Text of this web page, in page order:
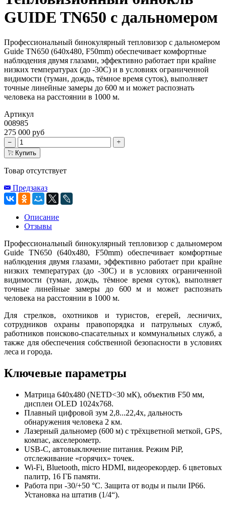
GUIDE TN650 с дальномером
Профессиональный бинокулярный тепловизор с дальномером
Guide TN650 (640x480, F50mm) обеспечивает комфортные
наблюдения двумя глазами, эффективно работает при крайне
низких температурах (до -30C) и в условиях ограниченной
видимости (туман, дождь, тёмное время суток), выполняет
точные линейные замеры до 600 м и может распознать
человека на расстоянии в 1000 м.
Артикул
008985
275 000 руб
Купить
Товар отсутствует
Предзаказ
Описание
Отзывы
Профессиональный бинокулярный тепловизор с дальномером
Guide TN650 (640x480, F50mm) обеспечивает комфортные
наблюдения двумя глазами, эффективно работает при крайне
низких температурах (до -30C) и в условиях ограниченной
видимости (туман, дождь, тёмное время суток), выполняет
точные линейные замеры до 600 м и может распознать
человека на расстоянии в 1000 м.
Для стрелков, охотников и туристов, егерей, лесничих,
сотрудников охраны правопорядка и патрульных служб,
работников поисково-спасательных и коммунальных служб, а
также для обеспечения собственной безопасности в условиях
леса и города.
Ключевые параметры
Матрица 640x480 (NETD<30 мК), объектив F50 мм,
дисплеи OLED 1024x768.
Плавный цифровой зум 2,8...22,4x, дальность
обнаружения человека 2 км.
Лазерный дальномер (600 м) с трёхцветной меткой, GPS,
компас, акселерометр.
USB-С, автовыключение питания. Режим PiP,
отслеживание «горячих» точек.
Wi-Fi, Bluetooth, micro HDMI, видеорекордер. 6 цветовых
палитр, 16 ГБ памяти.
Работа при -30/+50 °C. Защита от воды и пыли IP66.
Установка на штатив (1/4“).